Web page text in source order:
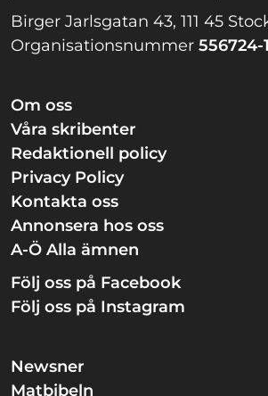
Birger Jarlsgatan 43, 111 45
Organisationsnummer 556724-
Om oss
Våra skribenter
Redaktionell policy
Privacy Policy
Kontakta oss
Annonsera hos oss
A-Ö Alla ämnen
Följ oss på Facebook
Följ oss på Instagram
Newsner
Matbibeln